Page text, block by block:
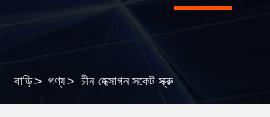
বাড়ি> পণ্য> চীন হেক্সাগন সকেট স্ক্রু